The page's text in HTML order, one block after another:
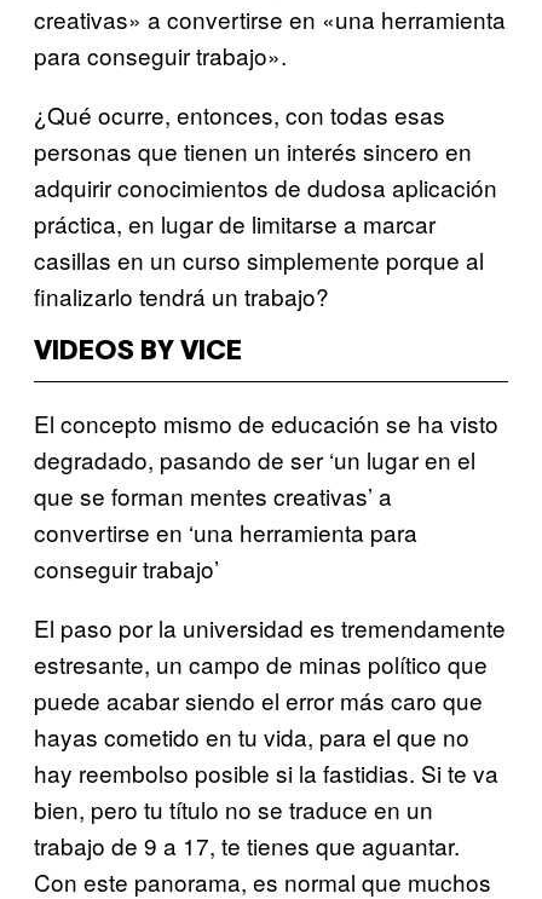
creativas» a convertirse en «una herramienta
para conseguir trabajo».
¿Qué ocurre, entonces, con todas esas
personas que tienen un interés sincero en
adquirir conocimientos de dudosa aplicación
práctica, en lugar de limitarse a marcar
casillas en un curso simplemente porque al
finalizarlo tendrá un trabajo?
VIDEOS BY VICE
El concepto mismo de educación se ha visto
degradado, pasando de ser ‘un lugar en el
que se forman mentes creativas’ a
convertirse en ‘una herramienta para
conseguir trabajo’
El paso por la universidad es tremendamente
estresante, un campo de minas político que
puede acabar siendo el error más caro que
hayas cometido en tu vida, para el que no
hay reembolso posible si la fastidias. Si te va
bien, pero tu título no se traduce en un
trabajo de 9 a 17, te tienes que aguantar.
Con este panorama, es normal que muchos